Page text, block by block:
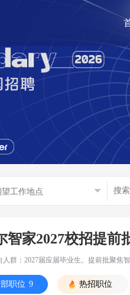
智家2027校招提前
人群： 2027届应届毕业生。提前批聚焦
职位 9 热招职位